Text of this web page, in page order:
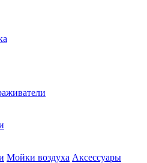
Мойки воздуха Аксессуары